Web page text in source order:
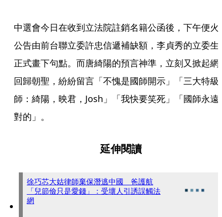
中選會今日在收到立法院註銷名籍公函後，下午便火
公告由前台聯立委許忠信遞補缺額，李貞秀的立委生
正式畫下句點。而唐綺陽的預言神準，立刻又掀起網
回歸朝聖，紛紛留言「不愧是國師開示」「三大特級
師：綺陽，映君，Josh」「我快要笑死」「國師永遠
對的」。
延伸閱讀
徐巧芯大姑律師棄保潛逃中國 爸護航
「兒節儉只是愛錢」：受壞人引誘誤觸法
網